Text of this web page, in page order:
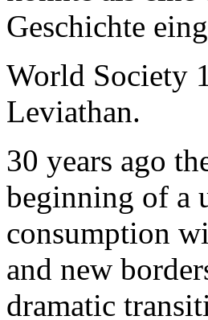
Geschichte
World Society
Leviathan.
30 years ago
beginning of a
consumption
and new
dramatic